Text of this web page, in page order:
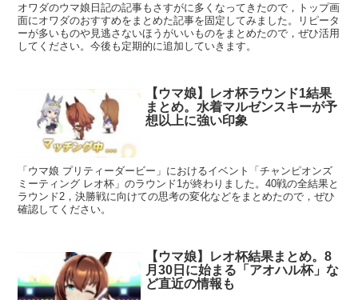
オワダのウマ娘日記の記事もさすがに多くなってきたので，トップ画
面にオワダのおすすめをまとめた記事を固定してみました。リピータ
ーが多いものや見逃さないほうがいいものをまとめたので，ぜひ活用
してください。今後も定期的に追加していきます。
【ウマ娘】レオ杯ラウンド1結果
まとめ。水着マルゼンスキーが予
想以上に強い印象
「ウマ娘 プリティーダービー」におけるイベント「チャンピオンズ
ミーティング レオ杯」のラウンド1が終わりました。40戦の全結果と
ラウンド2，決勝戦に向けての思考の変化などをまとめたので，ぜひ
確認してください。
【ウマ娘】レオ杯結果まとめ。8
月30日に始まる「アオハル杯」な
ど直近の情報も